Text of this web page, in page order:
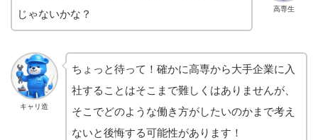
高専生
じゃないかな？
キャリ造
ちょっと待って！確かに高専から大手企業に入
社することはそこまで難しくはありませんが、
そこでどのような働き方がしたいのかまで考え
ないと後悔する可能性があります！